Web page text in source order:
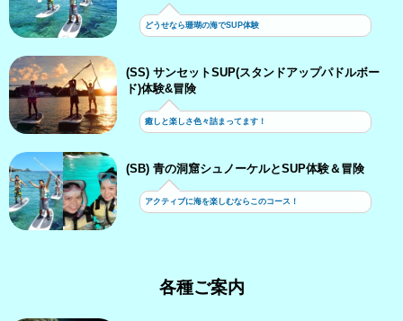
どうせなら珊瑚の海でSUP体験
(SS) サンセットSUP(スタンドアップパドルボー
ド)体験&冒険
癒しと楽しさ色々詰まってます！
(SB) 青の洞窟シュノーケルとSUP体験＆冒険
アクティブに海を楽しむならこのコース！
各種ご案内